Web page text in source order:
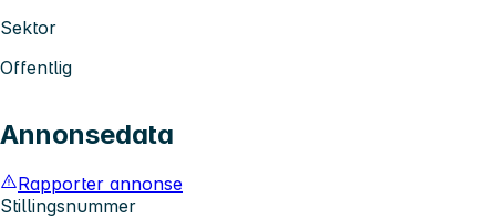
Sektor
Offentlig
Annonsedata
Rapporter annonse
Stillingsnummer